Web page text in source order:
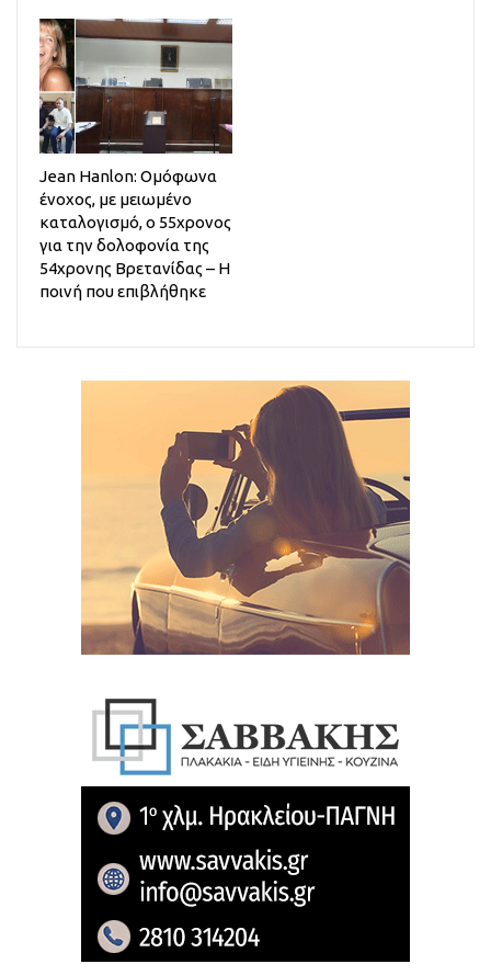
Jean Hanlon: Ομόφωνα
ένοχος, με μειωμένο
καταλογισμό, ο 55χρονος
για την δολοφονία της
54χρονης Βρετανίδας – Η
ποινή που επιβλήθηκε